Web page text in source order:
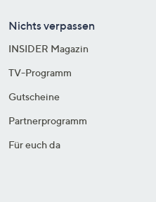
Nichts verpassen
INSIDER Magazin
TV-Programm
Gutscheine
Partnerprogramm
Für euch da